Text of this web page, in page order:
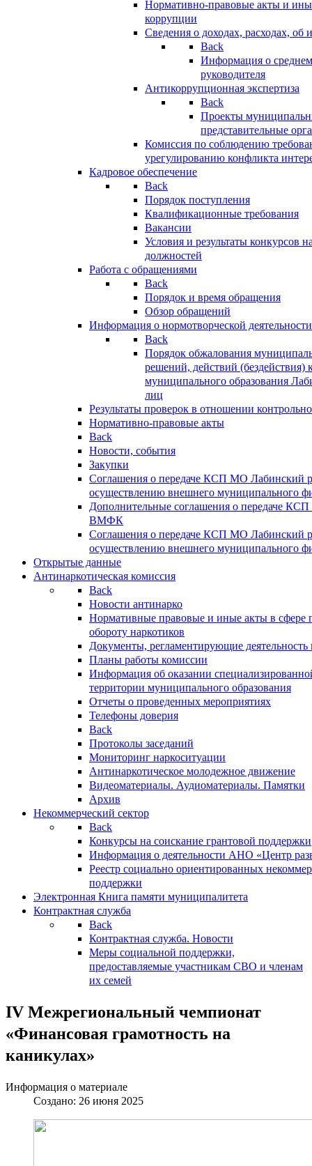
Нормативно-правовые акты и
коррупции
Сведения о доходах, расходах, об
Back
Информация о
руководителя
Антикоррупционная экспертиза
Back
Проекты
представительные
Комиссия по соблюдению
урегулированию конфликта
Кадровое обеспечение
Back
Порядок поступления
Квалификационные требования
Вакансии
Условия и результаты конкурсов
должностей
Работа с обращениями
Back
Порядок и время обращения
Обзор обращений
Информация о нормотворческой деятельности
Back
Порядок обжалования
решений, действий (бездействия)
муниципального образования
лиц
Результаты проверок в отношении
Нормативно-правовые акты
Back
Новости, события
Закупки
Соглашения о передаче КСП МО Лабинский
осуществлению внешнего муниципального
Дополнительные соглашения о передаче
ВМФК
Соглашения о передаче КСП МО Лабинский
осуществлению внешнего муниципального
Открытые данные
Антинаркотическая комиссия
Back
Новости антинарко
Нормативные правовые и иные акты в сфере
обороту наркотиков
Документы, регламентирующие деятельность
Планы работы комиссии
Информация об оказании
территории муниципального образования
Отчеты о проведенных мероприятиях
Телефоны доверия
Back
Протоколы заседаний
Мониторинг наркоситуации
Антинаркотическое молодежное движение
Видеоматериалы. Аудиоматериалы. Памятки
Архив
Некоммерческий сектор
Back
Конкурсы на соискание грантовой поддержки
Информация о деятельности АНО «Центр
Реестр социально ориентированных
поддержки
Электронная Книга памяти муниципалитета
Контрактная служба
Back
Контрактная служба. Новости
Меры социальной поддержки,
предоставляемые участникам СВО и членам
их семей
IV Межрегиональный чемпионат
«Финансовая грамотность на
каникулах»
Информация о материале
Создано: 26 июня 2025